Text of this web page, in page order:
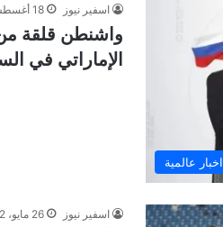
اخبار عالمية
اسفير نيوز 18 أغسطس، 2022
واشنطن قلقة
الإماراتي في
اسفير نيوز 26 مايو، 2022